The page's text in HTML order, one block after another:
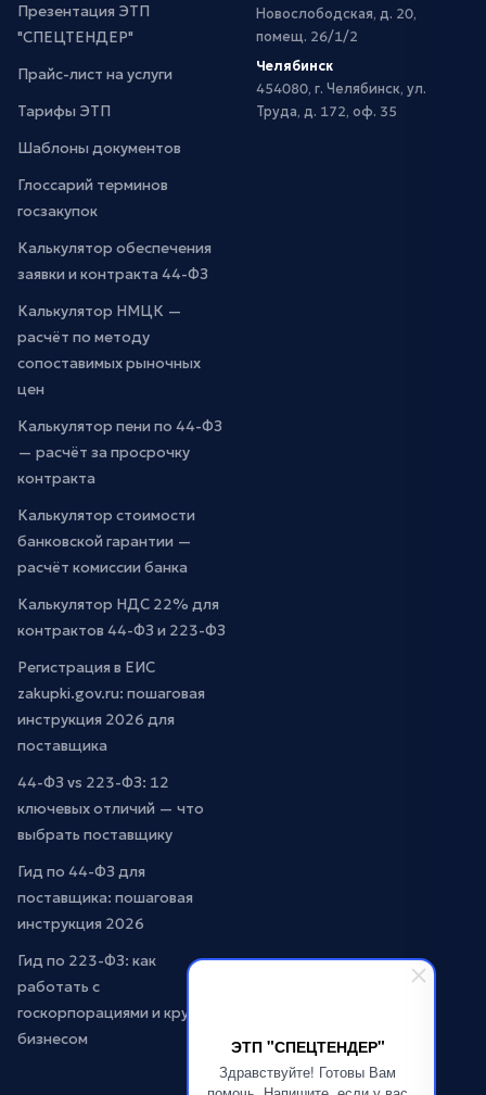
ЭТП "СПЕЦТЕНДЕР"
Здравствуйте! Готовы Вам
Презентация ЭТП
"СПЕЦТЕНДЕР"
Прайс-лист на услуги
Тарифы ЭТП
Шаблоны документов
Глоссарий терминов
госзакупок
Калькулятор обеспечения
заявки и контракта 44-ФЗ
Калькулятор НМЦК —
расчёт по методу
сопоставимых рыночных
цен
Калькулятор пени по 44-ФЗ
— расчёт за просрочку
контракта
Калькулятор стоимости
банковской гарантии —
расчёт комиссии банка
Калькулятор НДС 22% для
контрактов 44-ФЗ и 223-ФЗ
Регистрация в ЕИС
zakupki.gov.ru: пошаговая
инструкция 2026 для
поставщика
44-ФЗ vs 223-ФЗ: 12
ключевых отличий — что
выбрать поставщику
Гид по 44-ФЗ для
поставщика: пошаговая
инструкция 2026
Гид по 223-ФЗ: как
работать с
госкорпорациями и крупным
бизнесом
Новослободская, д. 20,
помещ. 26/1/2
Челябинск
454080, г. Челябинск, ул.
Труда, д. 172, оф. 35